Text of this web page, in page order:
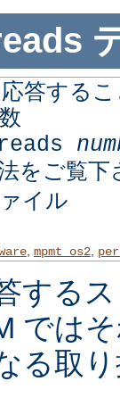
答する
をご覧下
イル
, mpmt_os2,
する
では
る取